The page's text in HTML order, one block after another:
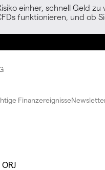
einher, schnell Geld zu
funktionieren, und ob
Finanzereignisse
ORJ